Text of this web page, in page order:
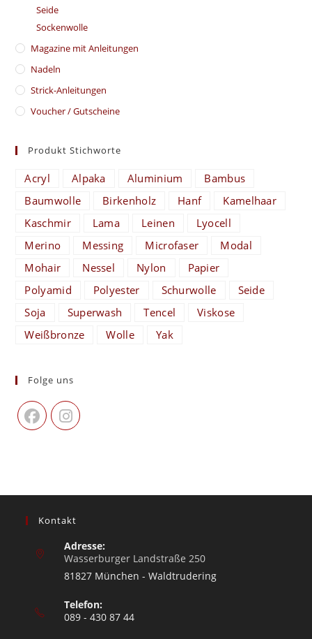
Seide
Sockenwolle
Magazine mit Anleitungen
Nadeln
Strick-Anleitungen
Voucher / Gutscheine
Produkt Stichworte
Acryl Alpaka Aluminium
Bambus
Baumwolle
Birkenholz Hanf
Kamelhaar
Kaschmir
Lama Leinen
Lyocell
Merino
Messing Microfaser
Modal
Mohair
Nessel Nylon
Papier
Polyamid
Polyester Schurwolle
Seide
Soja
Superwash Tencel
Viskose
Weißbronze
Wolle Yak
Folge uns
Kontakt
Adresse:
Wasserburger Landstraße 250
81827 München - Waldtrudering
Telefon:
089 - 430 87 44